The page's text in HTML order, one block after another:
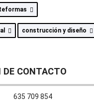
construcción y diseño
DE CONTACTO
635 709 854